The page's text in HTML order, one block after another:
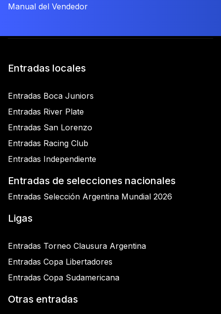
Manual del Vendedor
Entradas locales
Entradas Boca Juniors
Entradas River Plate
Entradas San Lorenzo
Entradas Racing Club
Entradas Independiente
Entradas de selecciones nacionales
Entradas Selección Argentina Mundial 2026
Ligas
Entradas Torneo Clausura Argentina
Entradas Copa Libertadores
Entradas Copa Sudamericana
Otras entradas